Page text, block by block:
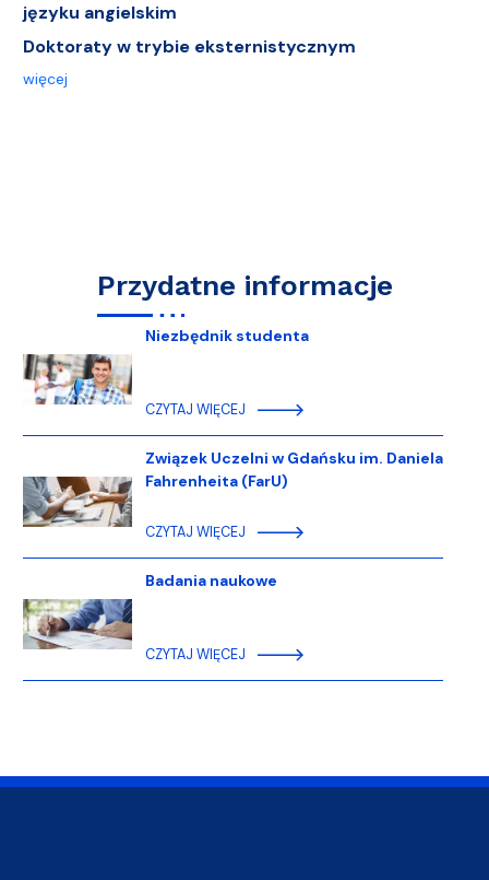
języku angielskim
Doktoraty w trybie eksternistycznym
więcej
Przydatne informacje
Niezbędnik studenta
CZYTAJ WIĘCEJ
Związek Uczelni w Gdańsku im. Daniela
Fahrenheita (FarU)
CZYTAJ WIĘCEJ
Badania naukowe
CZYTAJ WIĘCEJ